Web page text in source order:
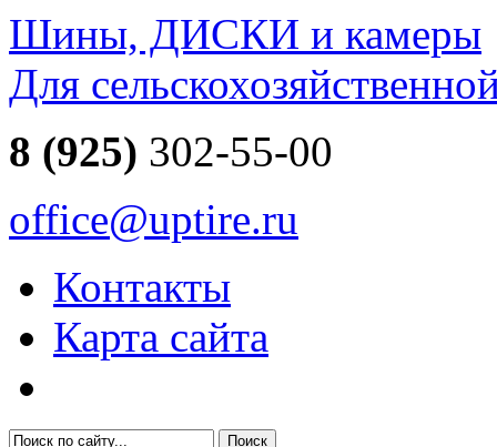
Шины, ДИСКИ и камеры
Для
8 (925) 302-55-00
office@uptire.ru
Контакты
Карта сайта